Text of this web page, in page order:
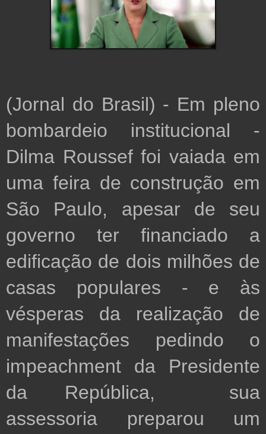
(Jornal do Brasil) - Em pleno
bombardeio institucional -
Dilma Roussef foi vaiada em
uma feira de construção em
São Paulo, apesar de seu
governo ter financiado a
edificação de dois milhões de
casas populares - e às
vésperas da realização de
manifestações pedindo o
impeachment da Presidente
da República,  sua
assessoria preparou um